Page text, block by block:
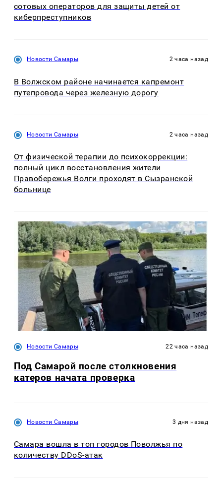
сотовых операторов для защиты детей от
киберпреступников
Новости Самары 2 часа назад
В Волжском районе начинается капремонт
путепровода через железную дорогу
Новости Самары 2 часа назад
От физической терапии до психокоррекции:
полный цикл восстановления жители
Правобережья Волги проходят в Сызранской
больнице
Новости Самары 22 часа назад
Под Самарой после столкновения
катеров начата проверка
Новости Самары 3 дня назад
Самара вошла в топ городов Поволжья по
количеству DDoS-атак